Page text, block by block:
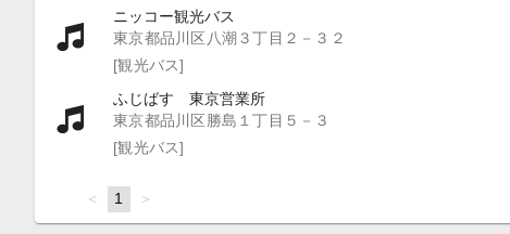
ニッコー観光バス
東京都品川区八潮３丁目２－３２
[観光バス]
ふじばす 東京営業所
東京都品川区勝島１丁目５－３
[観光バス]
page
You're
on
1 page